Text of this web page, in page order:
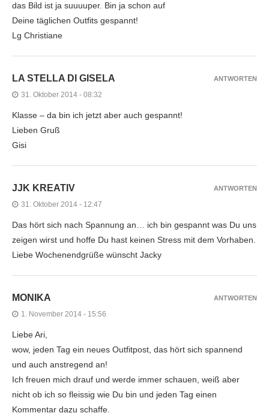
das Bild ist ja suuuuper. Bin ja schon auf
Deine täglichen Outfits gespannt!
Lg Christiane
LA STELLA DI GISELA
31. Oktober 2014 - 08:32
Klasse – da bin ich jetzt aber auch gespannt!
Lieben Gruß
Gisi
ANTWORTEN
JJK KREATIV
31. Oktober 2014 - 12:47
Das hört sich nach Spannung an… ich bin gespannt was Du uns
zeigen wirst und hoffe Du hast keinen Stress mit dem Vorhaben.
Liebe Wochenendgrüße wünscht Jacky
ANTWORTEN
MONIKA
1. November 2014 - 15:56
Liebe Ari,
wow, jeden Tag ein neues Outfitpost, das hört sich spannend
und auch anstregend an!
Ich freuen mich drauf und werde immer schauen, weiß aber
nicht ob ich so fleissig wie Du bin und jeden Tag einen
Kommentar dazu schaffe.
ANTWORTEN